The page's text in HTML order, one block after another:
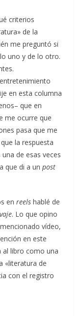
criterios
de la
me preguntó si
uno y de lo otro.
en esta columna
que en
me ocurre que
pasa que me
la respuesta
de esas veces
que di a un post
en reels hablé de
. Lo que opino
vídeo,
en este
al libro como una
«literatura de
con el registro